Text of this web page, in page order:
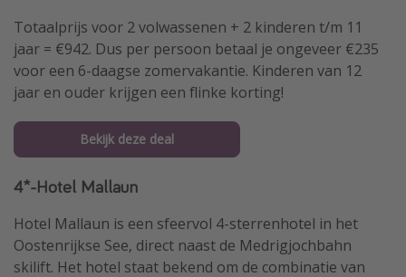
Totaalprijs voor 2 volwassenen + 2 kinderen t/m 11
jaar = €942. Dus per persoon betaal je ongeveer €235
voor een 6-daagse zomervakantie. Kinderen van 12
jaar en ouder krijgen een flinke korting!
Bekijk deze deal
4*-Hotel Mallaun
Hotel Mallaun is een sfeervol 4-sterrenhotel in het
Oostenrijkse See, direct naast de Medrigjochbahn
skilift. Het hotel staat bekend om de combinatie van